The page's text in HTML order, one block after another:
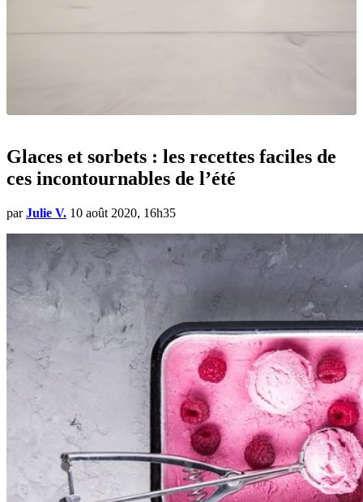
Glaces et sorbets : les recettes faciles de
ces incontournables de l’été
par Julie V. 10 août 2020, 16h35